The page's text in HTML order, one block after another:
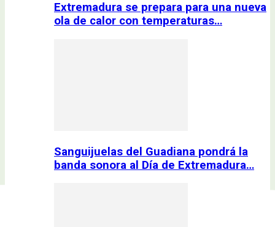
Extremadura se prepara para una nueva
ola de calor con temperaturas…
Sanguijuelas del Guadiana pondrá la
banda sonora al Día de Extremadura…